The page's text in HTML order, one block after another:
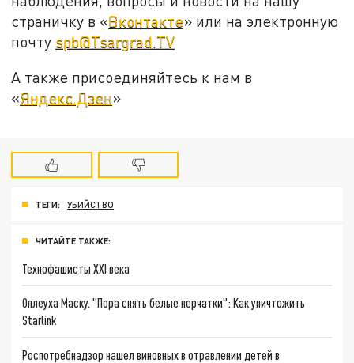
страничку в «Вконтакте» или на электронную
почту spb@Tsargrad.TV
А также присоединяйтесь к нам в
«Яндекс.Дзен»
ТЕГИ: УБИЙСТВО
ЧИТАЙТЕ ТАКЖЕ:
Технофашисты XXI века
Оплеуха Маску. "Пора снять белые перчатки": Как уничтожить
Starlink
Роспотребнадзор нашел виновных в отравлении детей в